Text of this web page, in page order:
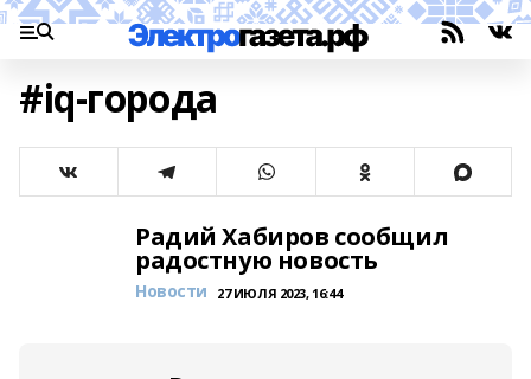
#iq-города
Радий Хабиров сообщил
радостную новость
Новости 27 ИЮЛЯ 2023, 16:44